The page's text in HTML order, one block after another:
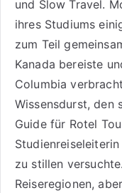
und Slow Travel.
ihres Studiums
zum Teil
Kanada bereiste
Columbia
Wissensdurst, den
Guide für Rotel
zu stillen
Reiseregionen,